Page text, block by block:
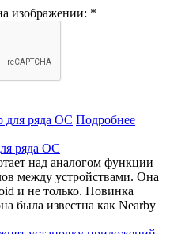
изображении: *
Подробнее
ряда ОС
над аналогом функции
между устройствами. Она
и не только. Новинка
была известна как Nearby